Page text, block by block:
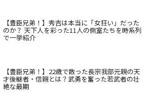
【豊臣兄弟！】秀吉は本当に「女狂い」だった
のか？ 天下人を彩った11人の側室たちを時系列
で一挙紹介
【豊臣兄弟！】22歳で散った長宗我部元親の天
才後継者・信親とは？武勇を奮った若武者の壮
絶な最期